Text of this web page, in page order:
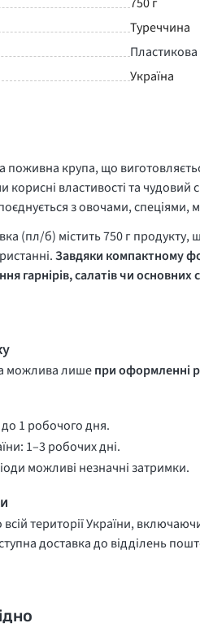
Туреччина
Україна
поживна крупа, що
корисні властивості та чудовий
з овочами,
(пл/б) містить 750 г продукту,
Завдяки компактному
гарнірів, салатів чи
можлива лишепри оформленні
1 робочого дня.
1–3 робочих дні.
можливі незначні затримки.
території України,
доставка до відділень